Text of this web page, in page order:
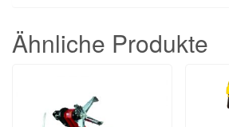
Ähnliche Produkte